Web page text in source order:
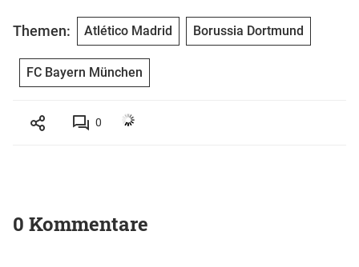
Themen: Atlético Madrid Borussia Dortmund
FC Bayern München
0
0 Kommentare